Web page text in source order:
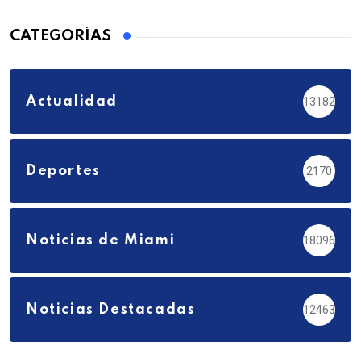
CATEGORÍAS
Actualidad 13182
Deportes 2170
Noticias de Miami 18096
Noticias Destacadas 12463